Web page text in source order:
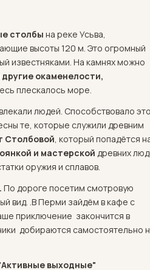
столбы на реке Усьва,
высоты 120 м. Это огромный
известняками. На камнях можно
окаменелости,
плескалось море.
людей. Способствовало
те, которые служили древним
Столбовой, который попадётся
и мастерской древних
оружия и сплавов.
По дороге посетим смотровую
вид. .В Перми зайдём в кафе с
приключение закончится в
добираются самостоятельно
выходные"